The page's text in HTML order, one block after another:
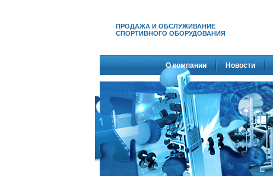
ПРОДАЖА И ОБСЛУЖИВАНИЕ
СПОРТИВНОГО ОБОРУДОВАНИЯ
О компании Новости